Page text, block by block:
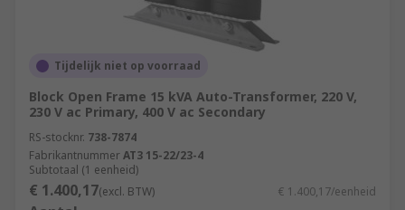
Tijdelijk niet op voorraad
Block Open Frame 15 kVA Auto-Transformer, 220 V,
230 V ac Primary, 400 V ac Secondary
RS-stocknr. 738-7874
FabrikantnummerAT3 15-22/23-4
Subtotaal (1 eenheid)
€ 1.400,17(excl. BTW) € 1.400,17/eenheid